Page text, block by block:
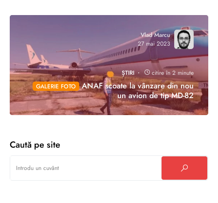
Vlad Marcu
27 mai 2023
ȘTIRI
citire în 2 minute
GALERIE FOTO ANAF scoate la vânzare din nou
un avion de tip MD-82
Caută pe site